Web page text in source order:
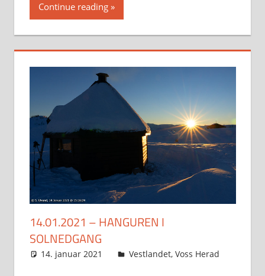
Continue reading
14.01.2021 – HANGUREN I
SOLNEDGANG
14. januar 2021 Svein
Vestlandet, Voss Herad